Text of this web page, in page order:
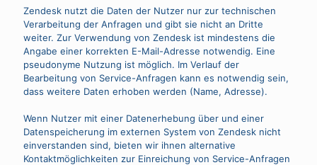
Zendesk nutzt die Daten der Nutzer nur zur technischen
Verarbeitung der Anfragen und gibt sie nicht an Dritte
weiter. Zur Verwendung von Zendesk ist mindestens die
Angabe einer korrekten E-Mail-Adresse notwendig. Eine
pseudonyme Nutzung ist möglich. Im Verlauf der
Bearbeitung von Service-Anfragen kann es notwendig sein,
dass weitere Daten erhoben werden (Name, Adresse).
Wenn Nutzer mit einer Datenerhebung über und einer
Datenspeicherung im externen System von Zendesk nicht
einverstanden sind, bieten wir ihnen alternative
Kontaktmöglichkeiten zur Einreichung von Service-Anfragen